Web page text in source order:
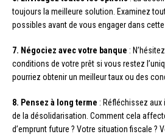
toujours la meilleure solution. Examinez
possibles avant de vous engager dans cette
7. Négociez avec votre banque :
conditions de votre prêt si vous restez
pourriez obtenir un meilleur taux ou des
8. Pensez à long terme : Réfléchissez
de la désolidarisation. Comment cela
d’emprunt future ? Votre situation fiscale ?